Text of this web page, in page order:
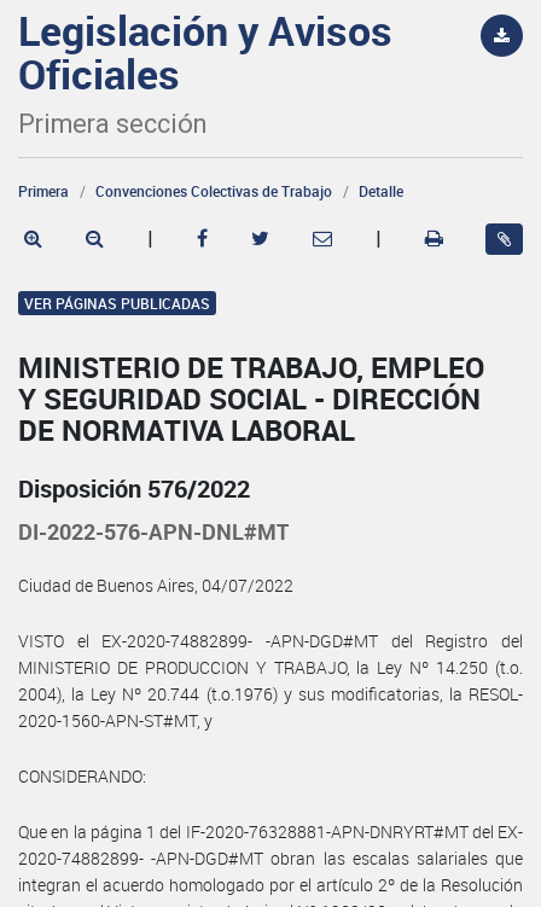
Legislación y Avisos
Oficiales
Primera sección
Primera Convenciones Colectivas de Trabajo Detalle
| |
VER PÁGINAS PUBLICADAS
MINISTERIO DE TRABAJO, EMPLEO
Y SEGURIDAD SOCIAL - DIRECCIÓN
DE NORMATIVA LABORAL
Disposición 576/2022
DI-2022-576-APN-DNL#MT
Ciudad de Buenos Aires, 04/07/2022
VISTO el EX-2020-74882899- -APN-DGD#MT del Registro del
MINISTERIO DE PRODUCCION Y TRABAJO, la Ley Nº 14.250 (t.o.
2004), la Ley Nº 20.744 (t.o.1976) y sus modificatorias, la RESOL-
2020-1560-APN-ST#MT, y
CONSIDERANDO:
Que en la página 1 del IF-2020-76328881-APN-DNRYRT#MT del EX-
2020-74882899- -APN-DGD#MT obran las escalas salariales que
integran el acuerdo homologado por el artículo 2º de la Resolución